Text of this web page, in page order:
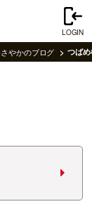
LOGIN
やかのブログ つば